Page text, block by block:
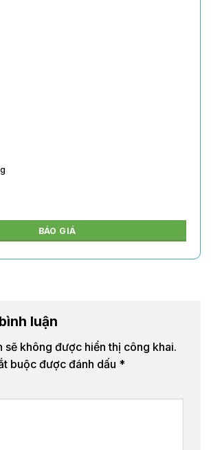
BÁO GIÁ
luận
sẽ không được hiển thị công khai.
buộc được đánh dấu *